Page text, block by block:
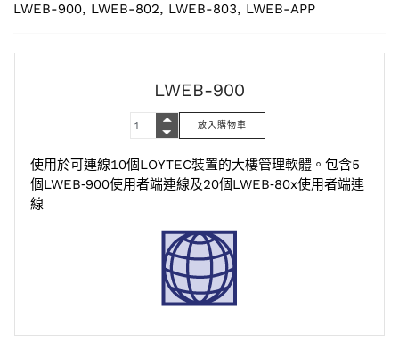
LWEB-900, LWEB-802, LWEB-803, LWEB-APP
LWEB-900
使用於可連線10個LOYTEC裝置的大樓管理軟體。包含5
個LWEB‑900使用者端連線及20個LWEB‑80x使用者端連
線